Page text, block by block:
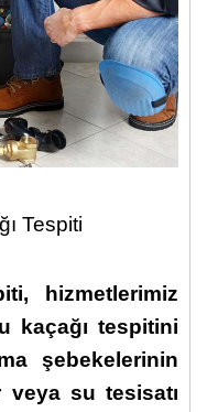
Tespiti
hizmetlerimiz
kaçağı tespitini
şebekelerinin
su tesisatı